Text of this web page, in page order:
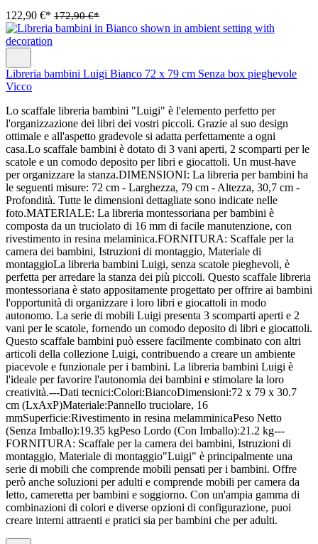
122,90 €* 172,90 €*
Libreria bambini Luigi Bianco 72 x 79 cm Senza box pieghevole
Vicco
Lo scaffale libreria bambini "Luigi" è l'elemento perfetto per
l'organizzazione dei libri dei vostri piccoli. Grazie al suo design
ottimale e all'aspetto gradevole si adatta perfettamente a ogni
casa.Lo scaffale bambini è dotato di 3 vani aperti, 2 scomparti per le
scatole e un comodo deposito per libri e giocattoli. Un must-have
per organizzare la stanza.DIMENSIONI: La libreria per bambini ha
le seguenti misure: 72 cm - Larghezza, 79 cm - Altezza, 30,7 cm -
Profondità. Tutte le dimensioni dettagliate sono indicate nelle
foto.MATERIALE: La libreria montessoriana per bambini è
composta da un truciolato di 16 mm di facile manutenzione, con
rivestimento in resina melaminica.FORNITURA: Scaffale per la
camera dei bambini, Istruzioni di montaggio, Materiale di
montaggioLa libreria bambini Luigi, senza scatole pieghevoli, è
perfetta per arredare la stanza dei più piccoli. Questo scaffale libreria
montessoriana è stato appositamente progettato per offrire ai bambini
l'opportunità di organizzare i loro libri e giocattoli in modo
autonomo. La serie di mobili Luigi presenta 3 scomparti aperti e 2
vani per le scatole, fornendo un comodo deposito di libri e giocattoli.
Questo scaffale bambini può essere facilmente combinato con altri
articoli della collezione Luigi, contribuendo a creare un ambiente
piacevole e funzionale per i bambini. La libreria bambini Luigi è
l'ideale per favorire l'autonomia dei bambini e stimolare la loro
creatività.---Dati tecnici:Colori:BiancoDimensioni:72 x 79 x 30.7
cm (LxAxP)Materiale:Pannello truciolare, 16
mmSuperficie:Rivestimento in resina melamminicaPeso Netto
(Senza Imballo):19.35 kgPeso Lordo (Con Imballo):21.2 kg---
FORNITURA: Scaffale per la camera dei bambini, Istruzioni di
montaggio, Materiale di montaggio"Luigi" è principalmente una
serie di mobili che comprende mobili pensati per i bambini. Offre
però anche soluzioni per adulti e comprende mobili per camera da
letto, cameretta per bambini e soggiorno. Con un'ampia gamma di
combinazioni di colori e diverse opzioni di configurazione, puoi
creare interni attraenti e pratici sia per bambini che per adulti.